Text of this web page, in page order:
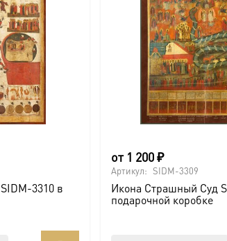
3310 в
от 1 200₽
Артикул: SIDM-3309
Икона Страшный Суд
подарочной коробке